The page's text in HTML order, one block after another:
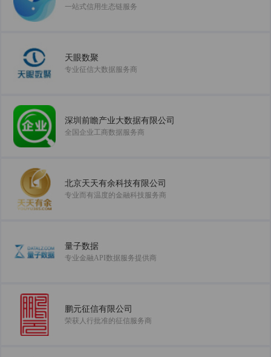
一站式信用生态链服务
天眼数聚
专业征信大数据服务商
深圳前瞻产业大数据有限公司
全国企业工商数据服务商
北京天天有余科技有限公司
专业而有温度的金融科技服务商
量子数据
专业金融API数据服务提供商
鹏元征信有限公司
荣获人行批准的征信服务商